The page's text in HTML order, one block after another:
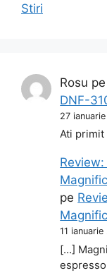
Stiri
Rosu pe
DNF-
27
Ati primit
pe
11
[…]